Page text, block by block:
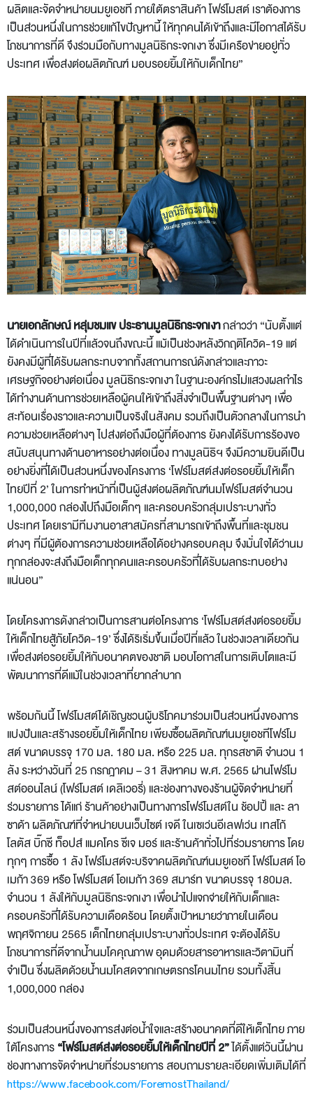
ผลิตและจัดจำหน่ายนมยูเอชที ภายใต้ตราสินค้า โฟร์โมสต์ เราต้องการ
เป็นส่วนหนึ่งในการช่วยแก้ไขปัญหานี้ ให้ทุกคนได้เข้าถึงและมีโอกาสได้รับ
โภชนาการที่ดี จึงร่วมมือกับทางมูลนิธิกระจกเงา ซึ่งมีเครือข่ายอยู่ทั่ว
ประเทศ เพื่อส่งต่อผลิตภัณฑ์ มอบรอยยิ้มให้กับเด็กไทย”
นายเอกลักษณ์ หลุ่มชมแข ประธานมูลนิธิกระจกเงากล่าวว่า “นับตั้งแต่
ได้ดำเนินการในปีที่แล้วจนถึงขณะนี้ แม้เป็นช่วงหลังวิกฤติโควิด-19 แต่
ยังคงมีผู้ที่ได้รับผลกระทบจากทั้งสถานการณ์ดังกล่าวและภาวะ
เศรษฐกิจอย่างต่อเนื่อง มูลนิธิกระจกเงา ในฐานะองค์กรไม่แสวงผลกำไร
ได้ทำงานด้านการช่วยเหลือผู้คนให้เข้าถึงสิ่งจำเป็นพื้นฐานต่างๆ เพื่อ
สะท้อนเรื่องราวและความเป็นจริงในสังคม รวมถึงเป็นตัวกลางในการนำ
ความช่วยเหลือต่างๆ ไปส่งต่อถึงมือผู้ที่ต้องการ ยังคงได้รับการร้องขอ
สนับสนุนทางด้านอาหารอย่างต่อเนื่อง ทางมูลนิธิฯ จึงมีความยินดีเป็น
อย่างยิ่งที่ได้เป็นส่วนหนึ่งของโครงการ ‘โฟร์โมสต์ส่งต่อรอยยิ้มให้เด็ก
ไทยปีที่ 2’ ในการทำหน้าที่เป็นผู้ส่งต่อผลิตภัณฑ์นมโฟร์โมสต์จำนวน
1,000,000 กล่องไปถึงมือเด็กๆ และครอบครัวกลุ่มเปราะบางทั่ว
ประเทศ โดยเรามีทีมงานอาสาสมัครที่สามารถเข้าถึงพื้นที่และชุมชน
ต่างๆ ที่มีผู้ต้องการความช่วยเหลือได้อย่างครอบคลุม จึงมั่นใจได้ว่านม
ทุกกล่องจะส่งถึงมือเด็กทุกคนและครอบครัวที่ได้รับผลกระทบอย่าง
แน่นอน”
โดยโครงการดังกล่าวเป็นการสานต่อโครงการ ‘โฟร์โมสต์ส่งต่อรอยยิ้ม
ให้เด็กไทยสู้ภัยโควิด-19’ ซึ่งได้ริเริ่มขึ้นเมื่อปีที่แล้ว ในช่วงเวลาเดียวกัน
เพื่อส่งต่อรอยยิ้มให้กับอนาคตของชาติ มอบโอกาสในการเติบโตและมี
พัฒนาการที่ดีแม้ในช่วงเวลาที่ยากลำบาก
พร้อมกันนี้ โฟร์โมสต์ได้เชิญชวนผู้บริโภคมาร่วมเป็นส่วนหนึ่งของการ
แบ่งปันและสร้างรอยยิ้มให้เด็กไทย เพียงซื้อผลิตภัณฑ์นมยูเอชทีโฟร์โม
สต์ ขนาดบรรจุ 170 มล. 180 มล. หรือ 225 มล. ทุกรสชาติ จำนวน 1
ลัง ระหว่างวันที่ 25 กรกฎาคม – 31 สิงหาคม พ.ศ. 2565 ผ่านโฟร์โม
สต์ออนไลน์ (โฟร์โมสต์ เดลิเวอรี่) และช่องทางของร้านผู้จัดจำหน่ายที่
ร่วมรายการ ได้แก่ ร้านค้าอย่างเป็นทางการโฟร์โมสต์ใน ช้อปปี้ และ ลา
ซาด้า ผลิตภัณฑ์ที่จำหน่ายบนเว็บไซต์ เจดี ในเซเว่นอีเลฟเว่น เทสโก้
โลตัส บิ๊กซี ท็อปส์ แมคโคร ซีเจ มอร์ และร้านค้าทั่วไปที่ร่วมรายการ โดย
ทุกๆ การซื้อ 1 ลัง โฟร์โมสต์จะบริจาคผลิตภัณฑ์นมยูเอชที โฟร์โมสต์ โอ
เมก้า 369 หรือ โฟร์โมสต์ โอเมก้า 369 สมาร์ท ขนาดบรรจุ 180มล.
จำนวน 1 ลังให้กับมูลนิธิกระจกเงา เพื่อนำไปแจกจ่ายให้กับเด็กและ
ครอบครัวที่ได้รับความเดือดร้อน โดยตั้งเป้าหมายว่าภายในเดือน
พฤศจิกายน 2565 เด็กไทยกลุ่มเปราะบางทั่วประเทศ จะต้องได้รับ
โภชนาการที่ดีจากน้ำนมโคคุณภาพ อุดมด้วยสารอาหารและวิตามินที่
จำเป็น ซึ่งผลิตด้วยน้ำนมโคสดจากเกษตรกรโคนมไทย รวมทั้งสิ้น
1,000,000 กล่อง
ร่วมเป็นส่วนหนึ่งของการส่งต่อน้ำใจและสร้างอนาคตที่ดีให้เด็กไทย ภาย
ใต้โครงการ“โฟร์โมสต์ส่งต่อรอยยิ้มให้เด็กไทยปีที่ 2”ได้ตั้งแต่วันนี้ผ่าน
ช่องทางการจัดจำหน่ายที่ร่วมรายการ สอบถามรายละเอียดเพิ่มเติมได้ที่
https://www.facebook.com/ForemostThailand/